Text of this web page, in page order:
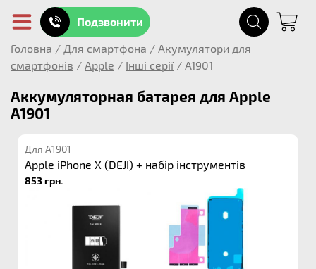
Подзвонити
Головна / Для смартфона / Акумулятори для
смартфонів / Apple / Інші серії / A1901
Аккумуляторная батарея для Apple
A1901
Для A1901
Apple iPhone X (DEJI) + набір інструментів
853 грн.